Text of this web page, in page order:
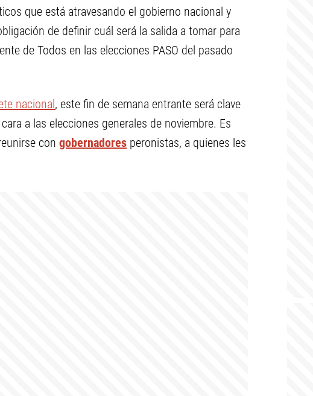
que está atravesando el gobierno nacional y
de definir cuál será la salida a tomar para
de Todos en las elecciones PASO del pasado
nacional, este fin de semana entrante será clave
a las elecciones generales de noviembre. Es
con gobernadores peronistas, a quienes les